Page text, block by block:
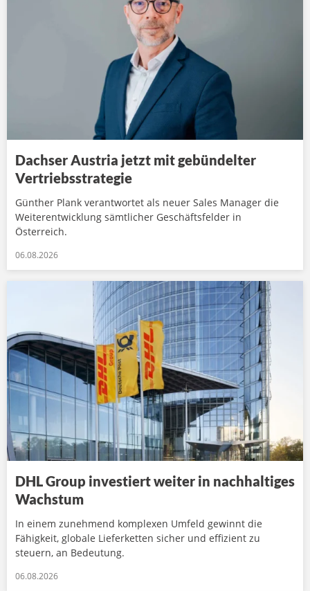
Dachser Austria jetzt mit gebündelter
Vertriebsstrategie
Günther Plank verantwortet als neuer Sales Manager die
Weiterentwicklung sämtlicher Geschäftsfelder in
Österreich.
06.08.2026
DHL Group investiert weiter in nachhaltiges
Wachstum
In einem zunehmend komplexen Umfeld gewinnt die
Fähigkeit, globale Lieferketten sicher und effizient zu
steuern, an Bedeutung.
06.08.2026